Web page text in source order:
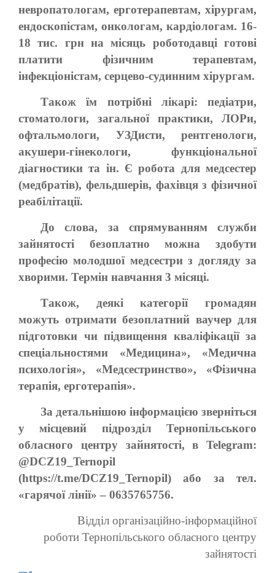
невропатологам, ерготерапевтам, хірургам,
ендоскопістам, онкологам, кардіологам. 16-
18 тис. грн на місяць роботодавці готові
платити фізичним терапевтам,
інфекціоністам, серцево-судинним хірургам.
Також їм потрібні лікарі: педіатри,
стоматологи, загальної практики, ЛОРи,
офтальмологи, УЗДисти, рентгенологи,
акушери-гінекологи, функціональної
діагностики та ін. Є робота для медсестер
(медбратів), фельдшерів, фахівця з фізичної
реабілітації.
До слова, за спрямуванням служби
зайнятості безоплатно можна здобути
професію молодшої медсестри з догляду за
хворими. Термін навчання 3 місяці.
Також, деякі категорії громадян
можуть отримати безоплатний ваучер для
підготовки чи підвищення кваліфікації за
спеціальностями «Медицина», «Медична
психологія», «Медсестринство», «Фізична
терапія, ерготерапія».
За детальнішою інформацією зверніться
у місцевий підрозділ Тернопільського
обласного центру зайнятості, в Telegram:
@DCZ19_Ternopil
(https://t.me/DCZ19_Ternopil) або за тел.
«гарячої лінії» – 0635765756.
Відділ організаційно-інформаційної
роботи Тернопільського обласного центру
зайнятості